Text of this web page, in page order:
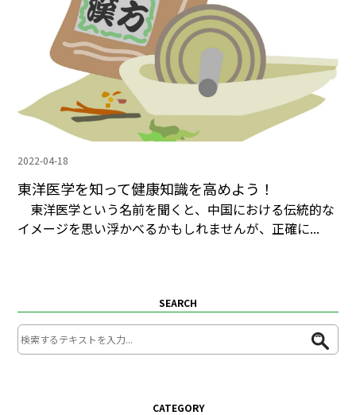
2022-04-18
東洋医学を知って健康知識を高めよう！
東洋医学という名前を聞くと、中国における伝統的な
イメージを思い浮かべるかもしれませんが、正確に...
SEARCH
CATEGORY